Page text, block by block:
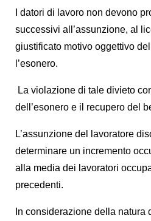
I datori di lavoro non devono
successivi all’assunzione, al
giustificato motivo oggettivo
l’esonero.
La violazione di tale divieto
dell’esonero e il recupero del
L’assunzione del lavoratore
determinare un incremento
alla media dei lavoratori
precedenti.
In considerazione della natura